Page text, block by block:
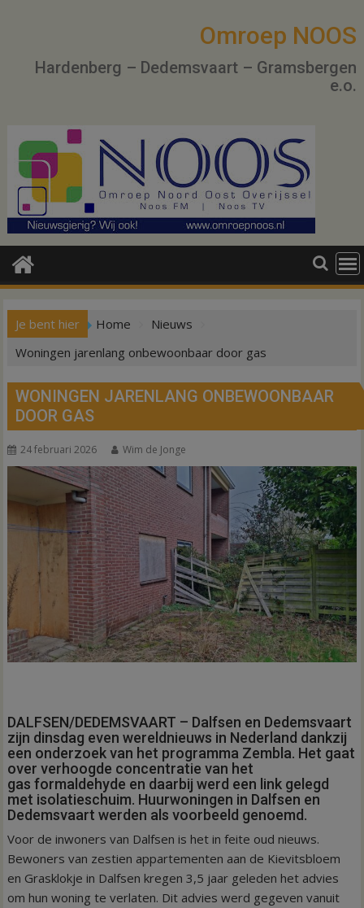
Omroep NOOS
Hardenberg – Dedemsvaart – Gramsbergen
e.o.
Je bent hier Home
Nieuws
Woningen jarenlang onbewoonbaar door gas
WONINGEN JARENLANG ONBEWOONBAAR
DOOR GAS
24 februari 2026 Wim de Jonge
DALFSEN/DEDEMSVAART – Dalfsen en Dedemsvaart
zijn dinsdag even wereldnieuws in Nederland dankzij
een onderzoek van het programma Zembla. Het gaat
over verhoogde concentratie van het
gas formaldehyde en daarbij werd een link gelegd
met isolatieschuim. Huurwoningen in Dalfsen en
Dedemsvaart werden als voorbeeld genoemd.
Voor de inwoners van Dalfsen is het in feite oud nieuws.
Bewoners van zestien appartementen aan de Kievitsbloem
en Grasklokje in Dalfsen kregen 3,5 jaar geleden het advies
om hun woning te verlaten. Dit advies werd gegeven vanuit